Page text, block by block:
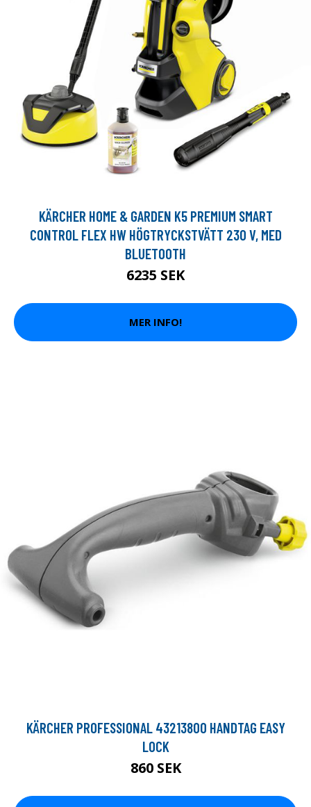
KÄRCHER HOME & GARDEN K5 PREMIUM SMART
CONTROL FLEX HW HÖGTRYCKSTVÄTT 230 V, MED
BLUETOOTH
6235 SEK
MER INFO!
KÄRCHER PROFESSIONAL 43213800 HANDTAG EASY
LOCK
860 SEK